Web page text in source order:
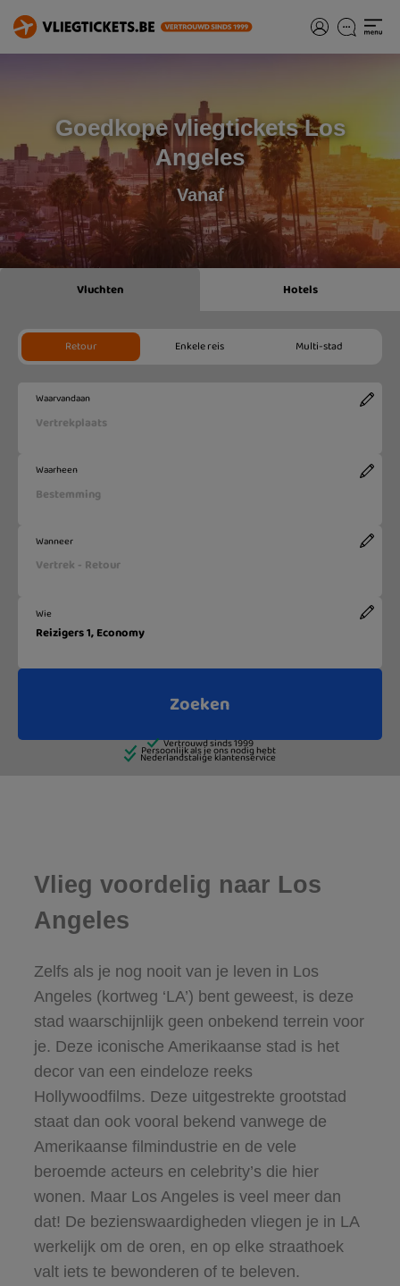
Goedkope vliegtickets Los
Angeles
Vanaf
Vlieg voordelig naar Los
Angeles
Zelfs als je nog nooit van je leven in Los
Angeles (kortweg ‘LA’) bent geweest, is deze
stad waarschijnlijk geen onbekend terrein voor
je. Deze iconische Amerikaanse stad is het
decor van een eindeloze reeks
Hollywoodfilms. Deze uitgestrekte grootstad
staat dan ook vooral bekend vanwege de
Amerikaanse filmindustrie en de vele
beroemde acteurs en celebrity’s die hier
wonen. Maar Los Angeles is veel meer dan
dat! De bezienswaardigheden vliegen je in LA
werkelijk om de oren, en op elke straathoek
valt iets te bewonderen of te beleven.